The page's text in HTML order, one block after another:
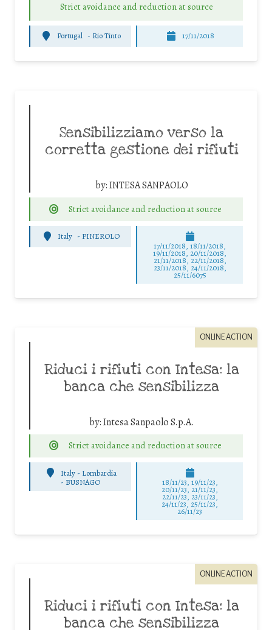
Strict avoidance and reduction at source
Portugal - Rio Tinto 17/11/2018
Sensibilizziamo verso la
corretta gestione dei rifiuti
by:INTESA SANPAOLO
Strict avoidance and reduction at source
Italy - PINEROLO
17/11/2018, 18/11/2018,
19/11/2018, 20/11/2018,
21/11/2018, 22/11/2018,
23/11/2018, 24/11/2018,
25/11/6075
ONLINE ACTION
Riduci i rifiuti con Intesa: la
banca che sensibilizza
by:Intesa Sanpaolo S.p.A.
Strict avoidance and reduction at source
Italy - Lombardia
- BUSNAGO 18/11/23, 19/11/23,
20/11/23, 21/11/23,
22/11/23, 23/11/23,
24/11/23, 25/11/23,
26/11/23
ONLINE ACTION
Riduci i rifiuti con Intesa: la
banca che sensibilizza